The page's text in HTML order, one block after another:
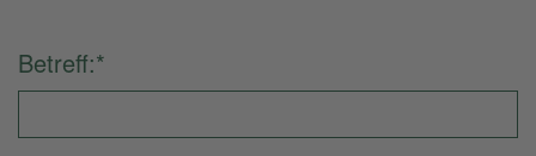
Betreff:*